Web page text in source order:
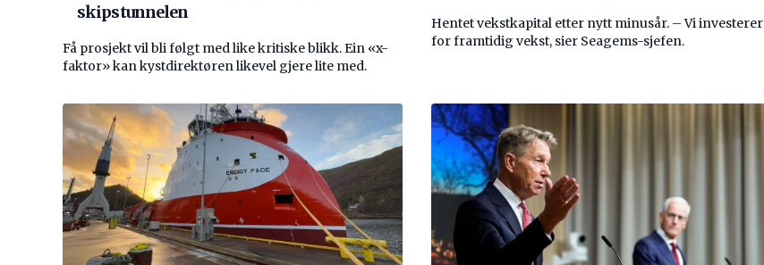
skipstunnelen
Få prosjekt vil bli følgt med like kritiske blikk. Ein «x-
faktor» kan kystdirektøren likevel gjere lite med.
Hentet vekstkapital etter nytt minusår. – Vi investerer
for framtidig vekst, sier Seagems-sjefen.